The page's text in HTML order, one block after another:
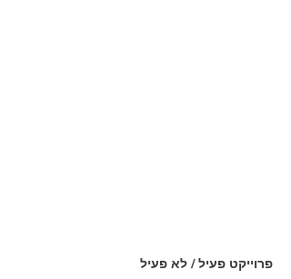
פרוייקט פעיל / לא פעיל